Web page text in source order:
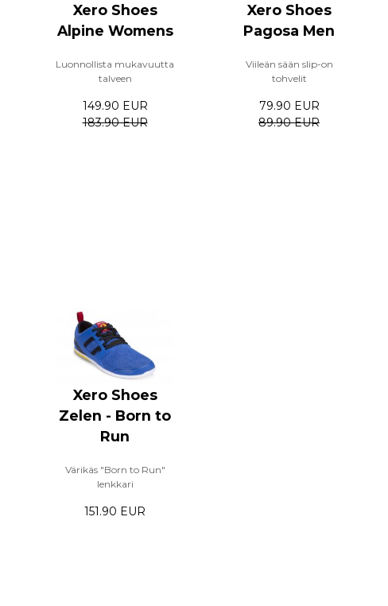
Xero Shoes
Alpine Womens
Luonnollista mukavuutta
talveen
149.90 EUR
183.90 EUR
Xero Shoes
Pagosa Men
Viileän sään slip-on
tohvelit
79.90 EUR
89.90 EUR
Xero Shoes
Zelen - Born to
Run
Värikäs "Born to Run"
lenkkari
151.90 EUR